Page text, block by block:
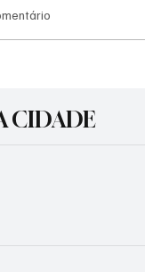
CIDADE